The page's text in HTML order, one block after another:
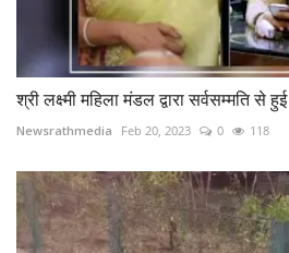
श्री लक्ष्मी महिला मंडल द्वारा सर्वसम्मति से
Newsrathmedia Feb 20, 2023 0 118